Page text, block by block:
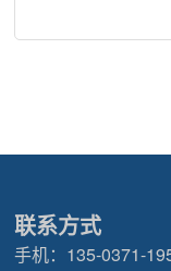
联系方式
手机： 135-0371-